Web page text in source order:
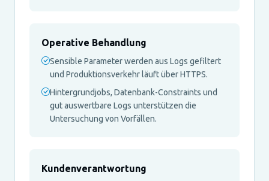
Operative Behandlung
Sensible Parameter werden aus Logs gefiltert
und Produktionsverkehr läuft über HTTPS.
Hintergrundjobs, Datenbank-Constraints und
gut auswertbare Logs unterstützen die
Untersuchung von Vorfällen.
Kundenverantwortung